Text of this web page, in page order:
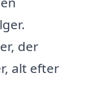
der
alt efter